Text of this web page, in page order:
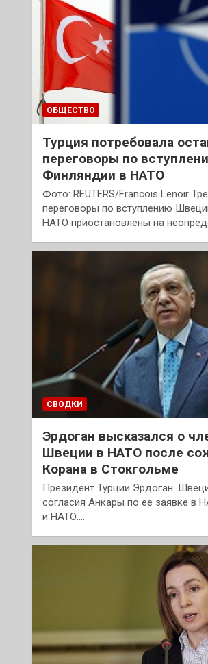
ОБЩЕСТВО
Турция потребовала
переговоры по
Финляндии в НАТО
Фото: REUTERS/Francois Lenoir
переговоры по вступлению
НАТО приостановлены на
СВОДКИ
Эрдоган высказался о
Швеции в НАТО после
Корана в Стокгольме
Президент Турции Эрдоган:
согласия Анкары по ее заявке в
и НАТО:…